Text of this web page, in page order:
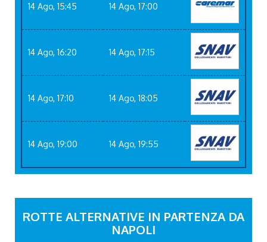
14 Ago, 15:45 14 Ago, 17:00
14 Ago, 16:20 14 Ago, 17:15
14 Ago, 17:10 14 Ago, 18:05
14 Ago, 19:00 14 Ago, 19:55
ROTTE ALTERNATIVE IN PARTENZA DA
NAPOLI